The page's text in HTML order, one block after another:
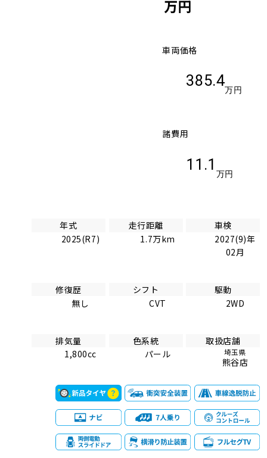
万円
車両価格
385.4
万円
諸費用
11.1
万円
年式
2025(R7)
走行距離
1.7万km
車検
2027(9)年
02月
修復歴
無し
シフト
CVT
駆動
2WD
排気量
1,800cc
色系統
パール
取扱店舗
埼玉県
熊谷店